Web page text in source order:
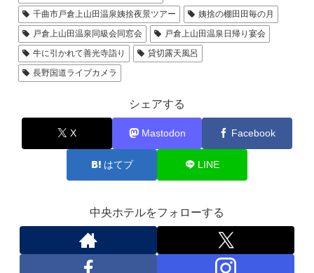
千曲市戸倉上山田温泉姨捨夜景ツアー
姨捨の棚田田毎の月
戸倉上山田温泉同級会同窓会
戸倉上山田温泉日帰り宴会
牛に引かれて善光寺詣り
貸切露天風呂
長野国道ライブカメラ
シェアする
X Mastodon Facebook
はてブ LINE
中央ホテルをフォローする